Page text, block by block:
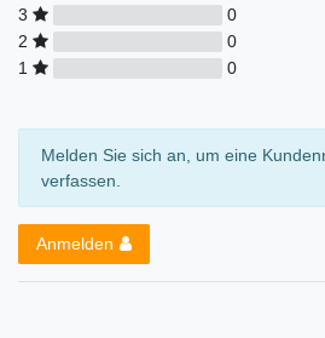
3
0
2
0
1
0
Melden Sie sich an, um eine
verfassen.
Anmelden